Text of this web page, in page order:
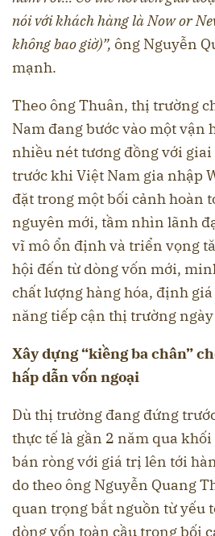
nói với khách hàng là Now or
không bao giờ)”, ông Nguyễn
mạnh.
Theo ông Thuân, thị trường
Nam đang bước vào một vận
nhiều nét tương đồng với
trước khi Việt Nam gia nhập
đặt trong một bối cảnh hoàn
nguyên mới, tầm nhìn lãnh
vĩ mô ổn định và triển vọng
hội đến từ dòng vốn mới,
chất lượng hàng hóa, định
năng tiếp cận thị trường
Xây dựng “kiềng ba chân”
hấp dẫn vốn ngoại
Dù thị trường đang đứng
thực tế là gần 2 năm qua
bán ròng với giá trị lên tới
do theo ông Nguyễn Quang
quan trọng bắt nguồn từ yếu
dòng vốn toàn cầu trong bối